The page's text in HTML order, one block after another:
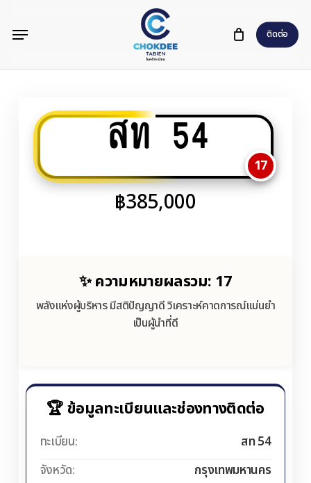
content
ติดต่อ
Menu
สท 54
17
฿385,000
✨ ความหมายผลรวม: 17
พลังแห่งผู้บริหาร มีสติปัญญาดี วิเคราะห์คาดการณ์แม่นยำ
เป็นผู้นำที่ดี
🏆 ข้อมูลทะเบียนและช่องทางติดต่อ
ทะเบียน:
สท 54
จังหวัด:
กรุงเทพมหานคร